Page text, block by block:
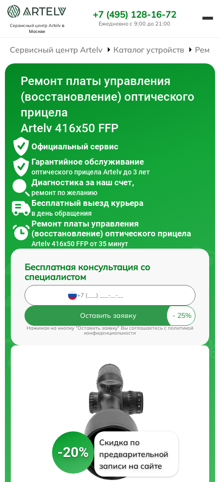
Сервисный центр Artelvв
Москве
+7 (495) 128-16-72
Ежедневно с 9:00 до 21:00
Сервисный центр Artelv Каталог устройств
Ремонт платы управления
(восстановление) оптического
прицела
Artelv 416x50 FFP
Официальный сервис
Гарантийное обслуживание
оптического прицела Artelv до 3 лет
Диагностика за наш счет,
ремонт по желанию
Бесплатный выезд курьера
в день обращения
Ремонт платы управления
(восстановление) оптического прицела
Artelv 416x50 FFP от 35 минут
Бесплатная консультация со
специалистом
Оставить заявку
Нажимая на кнопку "Оставить заявку" Вы соглашаетесь cполитикой
конфиденциальности
-20%
Скидка по
предварительной
записи на сайте